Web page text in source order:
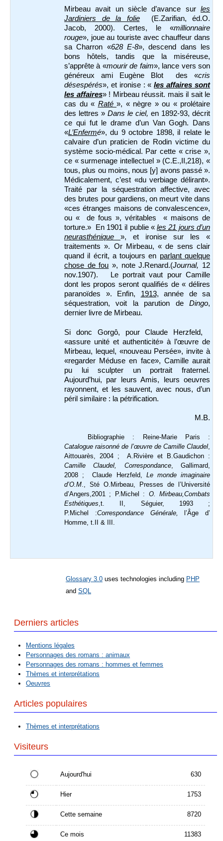
Mirbeau avait un siècle d’avance sur les
Jardiniers de la folie(E.Zarifian, éd.O.
Jacob, 2000). Certes, le «millionnaire
rouge», joue au touriste avec chauffeur dans
sa Charron «628 E-8», descend dans les
bons hôtels, tandis que la miséreuse,
s’apprête à «mourir de faim», lance vers son
généreux ami Eugène Blot des «cris
désespérés», et ironise : «les affaires sont
les affaires» ! Mirbeau réussit. mais il sait le
cas du « Raté », « nègre » ou « prolétaire
des lettres » Dans le ciel, en 1892-93, décrit
ce qui fut le drame d’un Van Gogh. Dans
«L’Enfermé», du 9 octobre 1898, il relate le
calvaire d’un praticien de Rodin victime du
système socio-médical. Par cette « crise »,
ce « surmenage intellectuel » (C.E.,II,218), «
tous, plus ou moins, nous [y] avons passé ».
Médicalement, c’est «du verbiage délirant».
Traité par la séquestration affective, avec
des brutes pour gardiens, on meurt vite dans
«ces étranges maisons de convalescence»,
ou « de fous », véritables « maisons de
torture.» En 1901 il publie «les 21 jours d’un
neurasthénique », et ironise sur les «
traitements ». Or Mirbeau, « de sens clair
quand il écrit, a toujours en parlant quelque
chose de fou », note J.Renard.(Journal, 12
nov.1907). Le portrait vaut pour Camille
dont les propos seront qualifiés de « délires
paranoïdes ». Enfin, 1913, année de sa
séquestration, voit la parution de Dingo,
dernier livre de Mirbeau.
Si donc Gorgô, pour Claude Herzfeld,
«assure unité et authenticité» à l’œuvre de
Mirbeau, lequel, «nouveau Persée», invite à
«regarder Méduse en face», Camille aurait
pu lui sculpter un portrait fraternel.
Aujourd’hui, par leurs Amis, leurs oeuvres
rayonnent, et les sauvent, avec nous, d’un
péril similaire : la pétrification.
M.B.
Bibliographie : Reine-Marie Paris :
Catalogue raisonné de l’œuvre de Camille Claudel
Aittouarès, 2004 ; A.Rivière et B.Gaudichon :
Camille Claudel, Correspondance, Gallimard,
2008 ; Claude Herzfeld, Le monde imaginaire
d’O.M ., Sté O.Mirbeau, Presses de l’Université
d’Angers,2001 ; P.Michel : O. Mirbeau,Combats
Esthétiques ,t. II, Séguier, 1993 ;
P.Michel :Correspondance Générale,
l’Âge d’
Homme, t.II & III.
Glossary 3.0 uses technologies including PHP
and SQL
Derniers articles
Mentions légales
Personnages des romans : animaux
Personnages des romans : hommes et femmes
Thèmes et interprétations
Oeuvres
Articles populaires
Thèmes et interprétations
Visiteurs
Aujourd'hui 630
Hier 1753
Cette semaine 8720
Ce mois 11383